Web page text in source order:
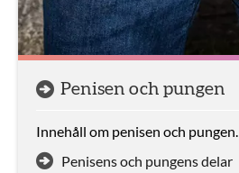
Penisen och pungen
Innehåll om penisen och pungen.
Penisens och pungens delar